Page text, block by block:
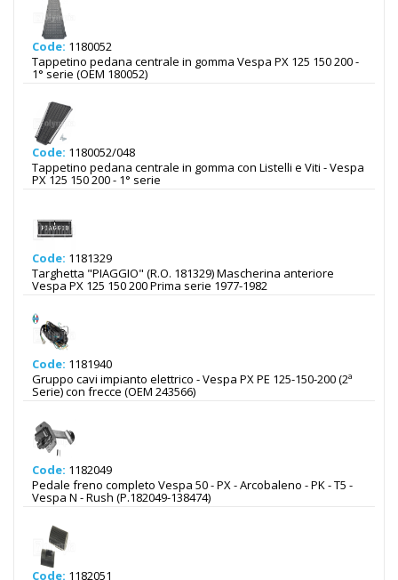
Code: 1180052
Tappetino pedana centrale in gomma Vespa PX 125 150 200 -
1° serie (OEM 180052)
Code: 1180052/048
Tappetino pedana centrale in gomma con Listelli e Viti - Vespa
PX 125 150 200 - 1° serie
Code: 1181329
Targhetta "PIAGGIO" (R.O. 181329) Mascherina anteriore
Vespa PX 125 150 200 Prima serie 1977-1982
Code: 1181940
Gruppo cavi impianto elettrico - Vespa PX PE 125-150-200 (2ª
Serie) con frecce (OEM 243566)
Code: 1182049
Pedale freno completo Vespa 50 - PX - Arcobaleno - PK - T5 -
Vespa N - Rush (P.182049-138474)
Code: 1182051